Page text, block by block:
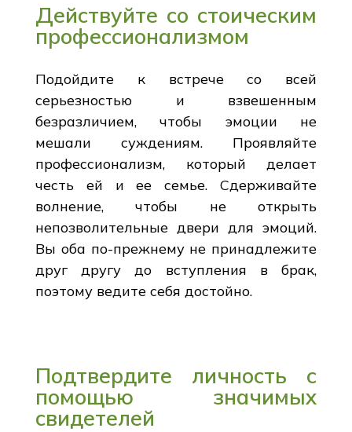
Действуйте со стоическим
профессионализмом
Подойдите к встрече со всей
серьезностью и взвешенным
безразличием, чтобы эмоции не
мешали суждениям. Проявляйте
профессионализм, который делает
честь ей и ее семье. Сдерживайте
волнение, чтобы не открыть
непозволительные двери для эмоций.
Вы оба по-прежнему не принадлежите
друг другу до вступления в брак,
поэтому ведите себя достойно.
Подтвердите личность с
помощью значимых
свидетелей